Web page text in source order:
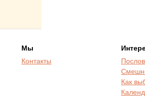
Мы
Контакты
Как